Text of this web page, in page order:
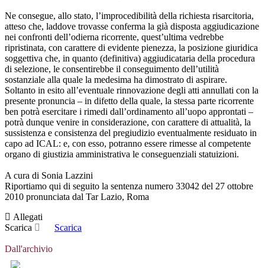
Ne consegue, allo stato, l’improcedibilità della richiesta risarcitoria,
atteso che, laddove trovasse conferma la già disposta aggiudicazione
nei confronti dell’odierna ricorrente, quest’ultima vedrebbe
ripristinata, con carattere di evidente pienezza, la posizione giuridica
soggettiva che, in quanto (definitiva) aggiudicataria della procedura
di selezione, le consentirebbe il conseguimento dell’utilità
sostanziale alla quale la medesima ha dimostrato di aspirare.
Soltanto in esito all’eventuale rinnovazione degli atti annullati con la
presente pronuncia – in difetto della quale, la stessa parte ricorrente
ben potrà esercitare i rimedi dall’ordinamento all’uopo approntati –
potrà dunque venire in considerazione, con carattere di attualità, la
sussistenza e consistenza del pregiudizio eventualmente residuato in
capo ad ICAL: e, con esso, potranno essere rimesse al competente
organo di giustizia amministrativa le conseguenziali statuizioni.
A cura di Sonia Lazzini
Riportiamo qui di seguito la sentenza numero 33042 del 27 ottobre
2010 pronunciata dal Tar Lazio, Roma
Allegati
Scarica
Scarica
Dall'archivio